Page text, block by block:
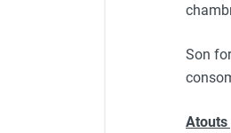
Chauffage mobile
Chauffage mobile
Chauffage
étuvage industriel
Son
Atouts